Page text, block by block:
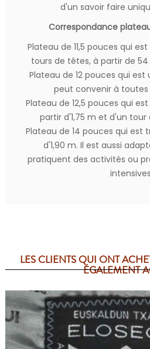
d'un savoir faire
Correspondance
Plateau de 11,5 pouces qui
tours de têtes, à partir de
Plateau de 12 pouces qui
peut convenir à toutes
Plateau de 12,5 pouces qui
partir d'1,75 m et d'un
Plateau de 14 pouces qui est
d'1,90 m. Il est aussi
pratiquent des activités ou
LES CLIENTS QUI ONT
ÉGALEMENT